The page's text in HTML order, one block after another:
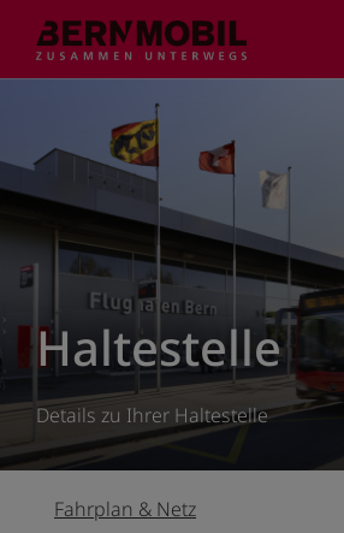
Inhalt
Haltestelle
Details zu Ihrer Haltestelle
Fahrplan & Netz